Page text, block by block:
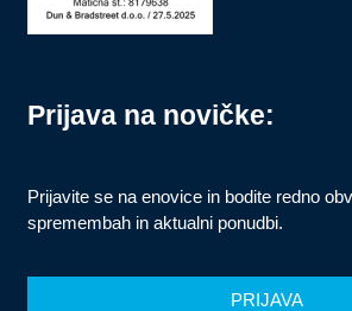
Prijava na novičke:
Prijavite se na enovice in bodite redno
spremembah in aktualni ponudbi.
PRIJAVA